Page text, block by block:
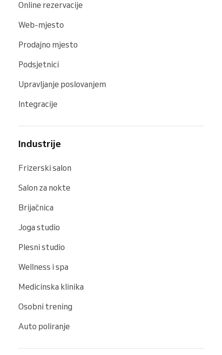
Online rezervacije
Web-mjesto
Prodajno mjesto
Podsjetnici
Upravljanje poslovanjem
Integracije
Industrije
Frizerski salon
Salon za nokte
Brijačnica
Joga studio
Plesni studio
Wellness i spa
Medicinska klinika
Osobni trening
Auto poliranje